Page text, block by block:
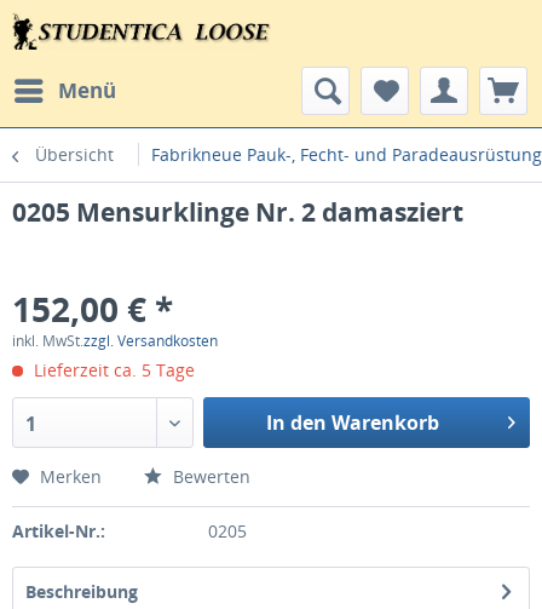
Menü
Übersicht Fabrikneue Pauk-, Fecht- und
0205 Mensurklinge Nr. 2 damasziert
152,00 € *
inkl. MwSt.zzgl. Versandkosten
Lieferzeit ca. 5 Tage
1 In den Warenkorb
Merken Bewerten
Artikel-Nr.: 0205
Beschreibung